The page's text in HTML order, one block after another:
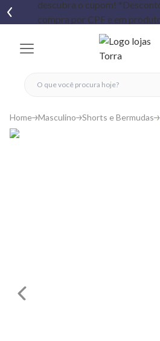
fechar menu
fechar menu
favoritos
Home Masculino Shorts e Bermudas